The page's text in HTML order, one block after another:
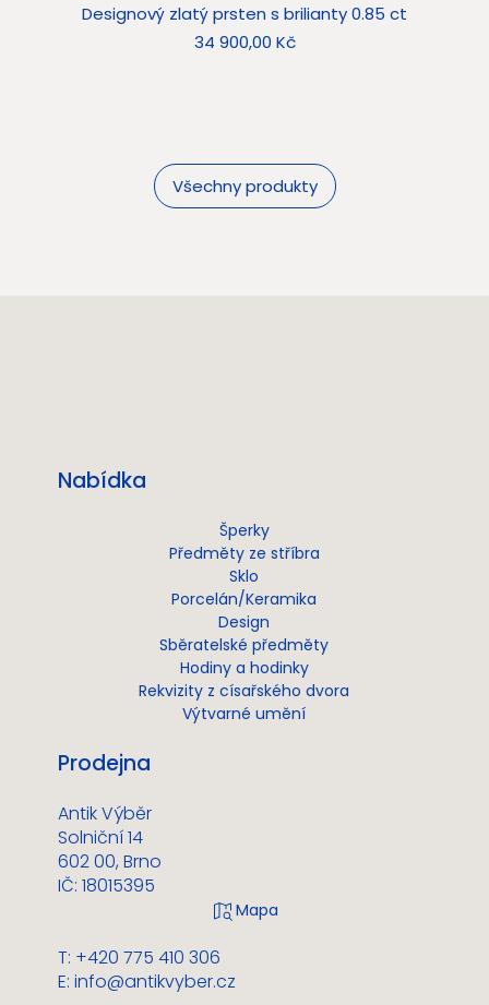
Všechny produkty
Designový zlatý prsten s brilianty 0.85 ct
Cena
34 900,00 Kč
Nabídka
Šperky
Předměty ze stříbra
Sklo
Porcelán/Keramika
Design
Sběratelské předměty
Hodiny a hodinky
Rekvizity z císařského dvora
Výtvarné umění
Prodejna
Antik Výběr
Solniční 14
602 00, Brno
IČ: 18015395
T: +420 775 410 306
E: info@antikvyber.cz